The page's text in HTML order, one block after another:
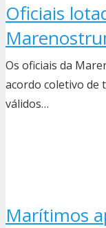
Oficiais
Os oficiais da
acordo coletivo de
válidos…
Marítimos